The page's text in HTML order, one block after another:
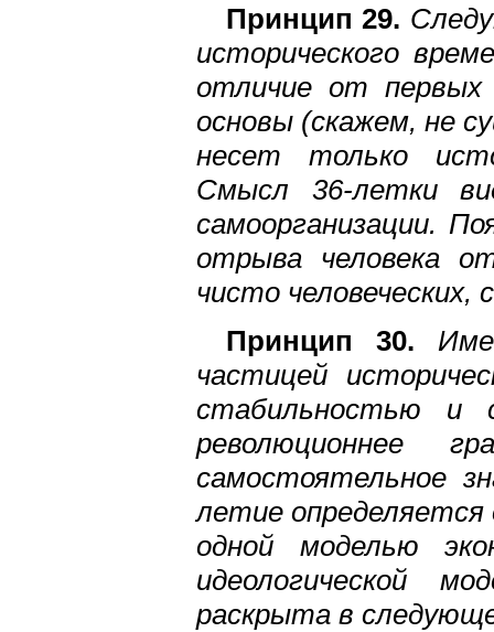
Принцип 29.
исторического
отличие от первых
основы (скажем, не
несет только
Смысл 36-летки
самоорганизации.
отрыва человека
чисто человеческих,
Принцип 30.
частицей
стабильностью и
революционнее
самостоятельное
летие
одной моделью
идеологической
раскрыта в